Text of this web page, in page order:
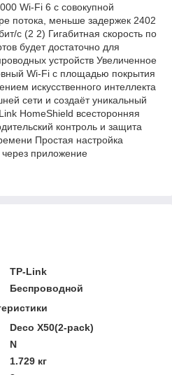
Wi-Fi 6 с совокупной
потока, меньше задержек 2402
с (2 2) Гигабитная скорость по
будет достаточно для
устройств Увеличенное
Wi-Fi с площадью покрытия
искусственного интеллекта
сети и создаёт уникальный
HomeShield всесторонняя
контроль и защита
Простая настройка
через приложение
TP-Link
Беспроводной
Deco X50(2-pack)
N
1.729 кг